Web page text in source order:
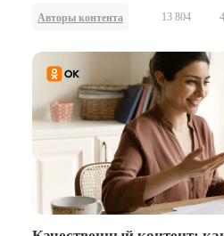
Авторы контента 13 804